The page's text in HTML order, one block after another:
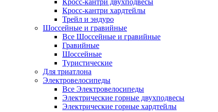
Кросс-кантри двухподвесы
Кросс-кантри хардтейлы
Трейл и эндуро
Шоссейные и гравийные
Все Шоссейные и гравийные
Гравийные
Шоссейные
Туристические
Для триатлона
Электровелосипеды
Все Электровелосипеды
Электрические горные двухподвесы
Электрические горные хардтейлы